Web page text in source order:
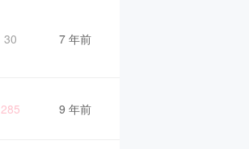
30 7 年前
285 9 年前